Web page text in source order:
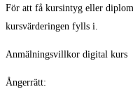
För att få kursintyg eller
kursvärderingen fylls i.
Anmälningsvillkor digital kurs
Ångerrätt: